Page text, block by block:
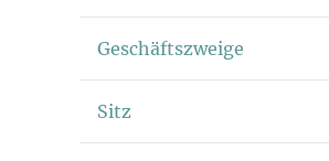
Geschäftszweige
Sitz